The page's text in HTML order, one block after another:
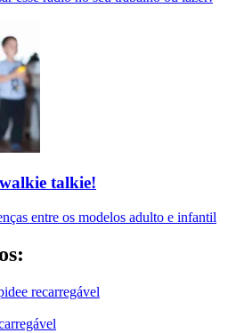
talkie!
entre os modelos adulto e infantil
recarregável